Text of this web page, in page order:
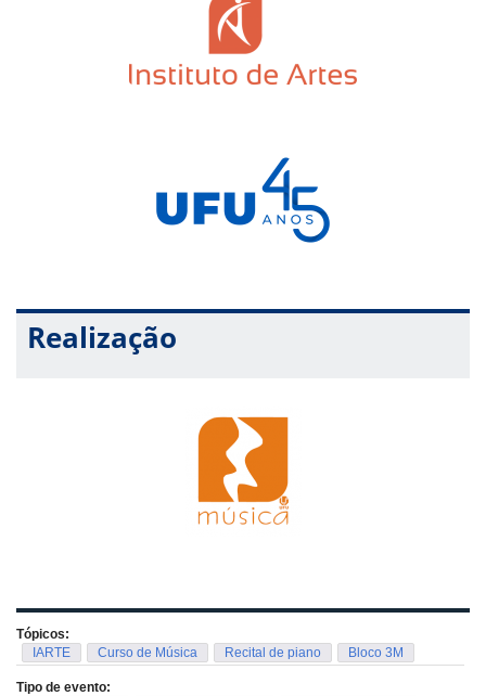
Realização
Tópicos:
IARTE
Curso de Música Recital de piano Bloco 3M
Tipo de evento: